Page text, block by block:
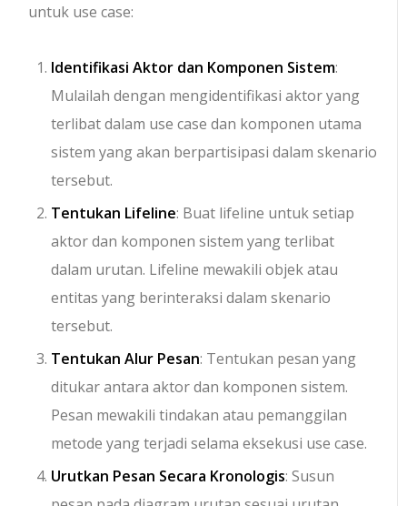
untuk use case:
Identifikasi Aktor dan Komponen Sistem:
Mulailah dengan mengidentifikasi aktor yang
terlibat dalam use case dan komponen utama
sistem yang akan berpartisipasi dalam skenario
tersebut.
Tentukan Lifeline: Buat lifeline untuk setiap
aktor dan komponen sistem yang terlibat
dalam urutan. Lifeline mewakili objek atau
entitas yang berinteraksi dalam skenario
tersebut.
Tentukan Alur Pesan: Tentukan pesan yang
ditukar antara aktor dan komponen sistem.
Pesan mewakili tindakan atau pemanggilan
metode yang terjadi selama eksekusi use case.
Urutkan Pesan Secara Kronologis: Susun